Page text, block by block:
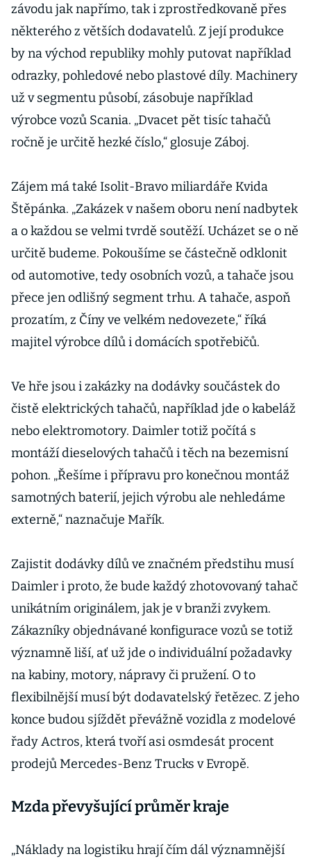
závodu jak napřímo, tak i zprostředkovaně přes
některého z větších dodavatelů. Z její produkce
by na východ republiky mohly putovat například
odrazky, pohledové nebo plastové díly. Machinery
už v segmentu působí, zásobuje například
výrobce vozů Scania. „Dvacet pět tisíc tahačů
ročně je určitě hezké číslo,“ glosuje Záboj.
Zájem má také Isolit-Bravo miliardáře Kvida
Štěpánka. „Zakázek v našem oboru není nadbytek
a o každou se velmi tvrdě soutěží. Ucházet se o ně
určitě budeme. Pokoušíme se částečně odklonit
od automotive, tedy osobních vozů, a tahače jsou
přece jen odlišný segment trhu. A tahače, aspoň
prozatím, z Číny ve velkém nedovezete,“ říká
majitel výrobce dílů i domácích spotřebičů.
Ve hře jsou i zakázky na dodávky součástek do
čistě elektrických tahačů, například jde o kabeláž
nebo elektromotory. Daimler totiž počítá s
montáží dieselových tahačů i těch na bezemisní
pohon. „Řešíme i přípravu pro konečnou montáž
samotných baterií, jejich výrobu ale nehledáme
externě,“ naznačuje Mařík.
Zajistit dodávky dílů ve značném předstihu musí
Daimler i proto, že bude každý zhotovovaný tahač
unikátním originálem, jak je v branži zvykem.
Zákazníky objednávané konfigurace vozů se totiž
významně liší, ať už jde o individuální požadavky
na kabiny, motory, nápravy či pružení. O to
flexibilnější musí být dodavatelský řetězec. Z jeho
konce budou sjíždět převážně vozidla z modelové
řady Actros, která tvoří asi osmdesát procent
prodejů Mercedes-Benz Trucks v Evropě.
Mzda převyšující průměr kraje
„Náklady na logistiku hrají čím dál významnější